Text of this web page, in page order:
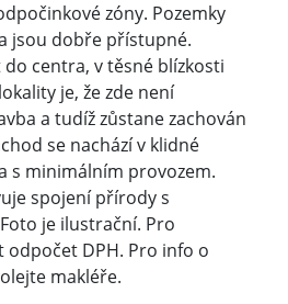
zóny. Pozemky
jsou dobře přístupné.
centra, v těsné blízkosti
je, že zde není
a tudíž zůstane zachován
se nachází v klidné
s minimálním provozem.
spojení přírody s
je ilustrační. Pro
DPH. Pro info o
makléře.